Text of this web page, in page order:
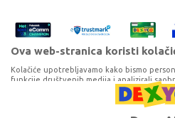
MAKE IT REAL MINI FRIZIDER SET
Ova web-stranica koristi
Kolačiće upotrebljavamo kako bismo
funkcije društvenih medija i analizirali
upotrebi naše web-lokacije delimo s
oglašavanje i analizu, a oni ih mogu
pružili ili koje su prikupili dok ste